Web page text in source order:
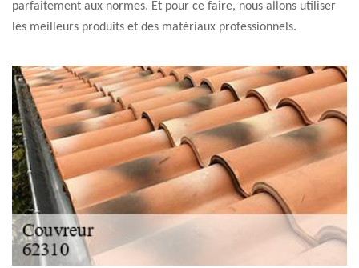
parfaitement aux normes. Et pour ce faire, nous allons utiliser
les meilleurs produits et des matériaux professionnels.